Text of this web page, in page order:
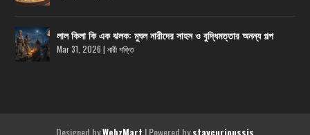
লাল কিলা কি এক ঝলক: মুঘল নারীদের সাহস ও বুদ্ধিমত্তার অনন্য গল্প
Mar 31, 2026 |নারী শক্তি
Designed by | Powered by